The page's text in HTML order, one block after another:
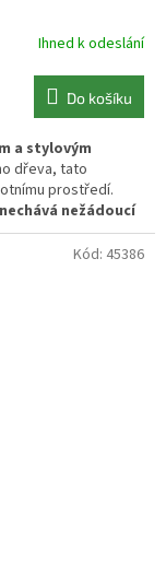
Ihned k odeslání
Do košíku
a stylovým
dřeva, tato
prostředí.
nežádoucí
Kód: 45386